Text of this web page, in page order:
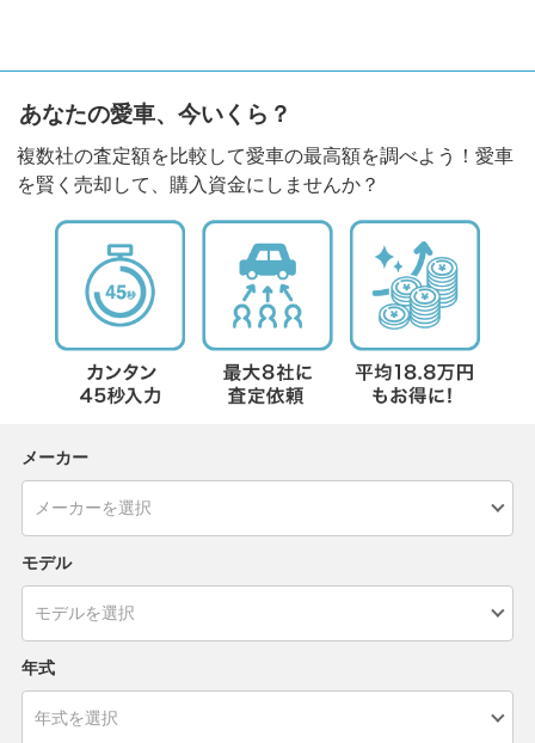
あなたの愛車、今いくら？
複数社の査定額を比較して愛車の最高額を調べよう！愛車
を賢く売却して、購入資金にしませんか？
メーカー
モデル
年式